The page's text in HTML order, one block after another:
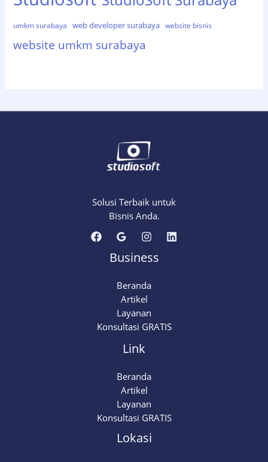
umkm surabaya web developer surabaya website bisnis
website umkm surabaya
Solusi Terbaik untuk
Bisnis Anda.
Business
Beranda
Artikel
Layanan
Konsultasi GRATIS
Link
Beranda
Artikel
Layanan
Konsultasi GRATIS
Lokasi